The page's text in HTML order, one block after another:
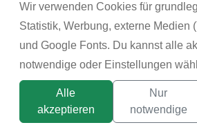
Wir verwenden Cookies für
Statistik, Werbung, externe Medien
und Google Fonts. Du kannst alle
notwendige oder Einstellungen
Alle
akzeptieren
Nur
notwendige
2004 wurden mit Cholesterinsenkern
27 Milliarden US-Dollar erzielt, bei
von 10,9 %. Umsatzstärkstes
(Lipitor®, Sortis®) des US-Herstellers
einen Umsatz von weltweit 12,2
erzielte.[16]Dieses Medikament spielt